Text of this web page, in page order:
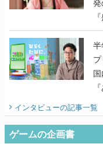
半
インタビューの記事一覧
ゲームの企画書